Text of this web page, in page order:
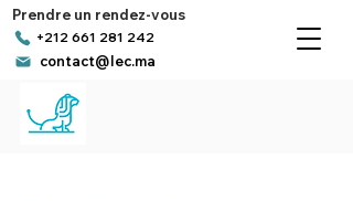
+212 661 281 242
contact@lec.ma
Prendre un rendez-vous